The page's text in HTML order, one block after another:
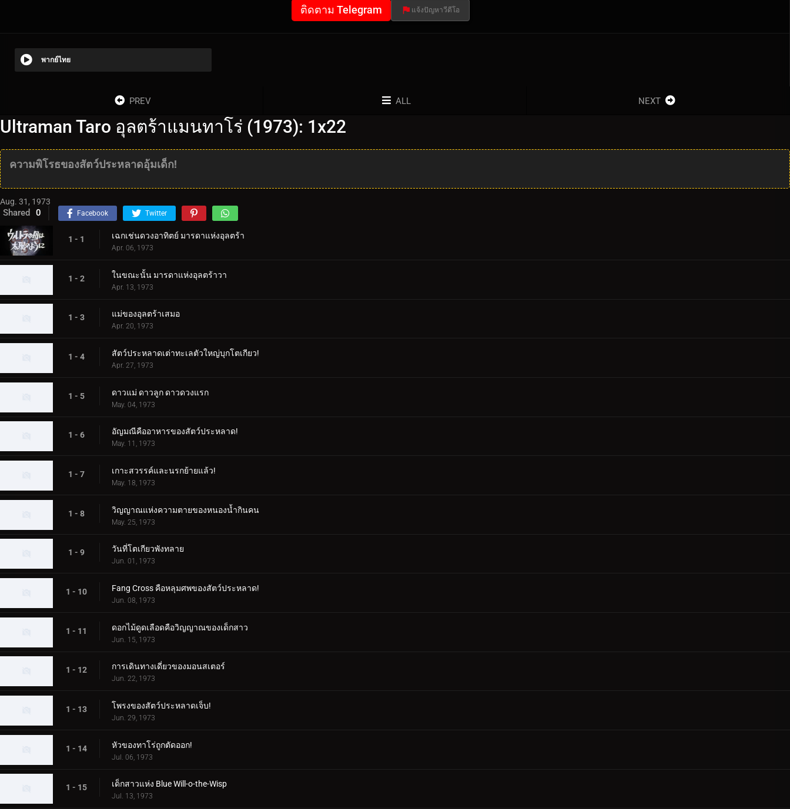
ติดตาม Telegram แจ้งปัญหาวีดีโอ
พากย์ไทย
PREV ALL NEXT
Ultraman Taro อุลตร้าแมนทาโร่ (1973): 1x22
ความพิโรธของสัตว์ประหลาดอุ้มเด็ก!
Aug. 31, 1973
Shared 0 Facebook Twitter
1 - 1 เฉกเช่นดวงอาทิตย์ มารดาแห่งอุลตร้า
Apr. 06, 1973
1 - 2 ในขณะนั้น มารดาแห่งอุลตร้าวา
Apr. 13, 1973
1 - 3 แม่ของอุลตร้าเสมอ
Apr. 20, 1973
1 - 4 สัตว์ประหลาดเต่าทะเลตัวใหญ่บุกโตเกียว!
Apr. 27, 1973
1 - 5 ดาวแม่ ดาวลูก ดาวดวงแรก
May. 04, 1973
1 - 6 อัญมณีคืออาหารของสัตว์ประหลาด!
May. 11, 1973
1 - 7 เกาะสวรรค์และนรกย้ายแล้ว!
May. 18, 1973
1 - 8 วิญญาณแห่งความตายของหนองน้ำกินคน
May. 25, 1973
1 - 9 วันที่โตเกียวพังทลาย
Jun. 01, 1973
1 - 10 Fang Cross คือหลุมศพของสัตว์ประหลาด!
Jun. 08, 1973
1 - 11 ดอกไม้ดูดเลือดคือวิญญาณของเด็กสาว
Jun. 15, 1973
1 - 12 การเดินทางเดี่ยวของมอนสเตอร์
Jun. 22, 1973
1 - 13 โพรงของสัตว์ประหลาดเจ็บ!
Jun. 29, 1973
1 - 14 หัวของทาโร่ถูกตัดออก!
Jul. 06, 1973
1 - 15 เด็กสาวแห่ง Blue Will-o-the-Wisp
Jul. 13, 1973